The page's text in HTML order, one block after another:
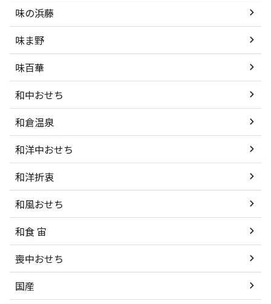
味の浜藤
味ま野
味百華
和中おせち
和倉温泉
和洋中おせち
和洋折衷
和風おせち
和食 宙
喪中おせち
国産